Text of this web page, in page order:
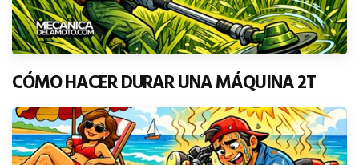
CÓMO HACER DURAR UNA MÁQUINA 2T